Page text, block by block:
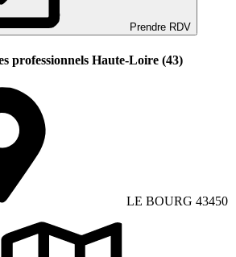
Prendre RDV
professionnels Haute-Loire (43)
LE BOURG 43450